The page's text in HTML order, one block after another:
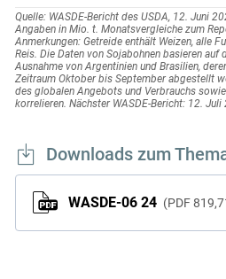
Quelle: WASDE-Bericht des USDA, 12. Juni
Angaben in Mio. t. Monatsvergleiche zum
Anmerkungen: Getreide enthält Weizen, alle
Reis. Die Daten von Sojabohnen basieren
Ausnahme von Argentinien und Brasilien,
Zeitraum Oktober bis September abgestellt
des globalen Angebots und Verbrauchs
korrelieren. Nächster WASDE-Bericht: 12. Juli
Downloads zum
WASDE-06 24 PDF